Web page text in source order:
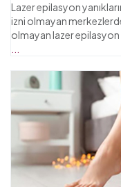
Lazer epilasyon
izni olmayan
olmayan lazer epilasyon